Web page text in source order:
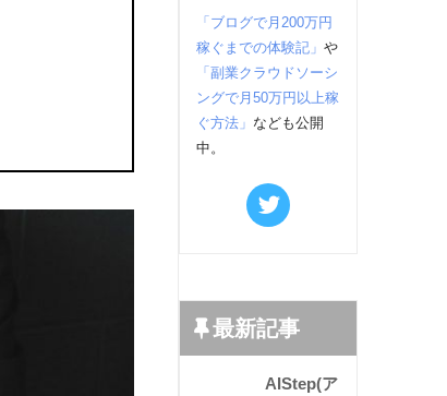
「ブログで月200万円
稼ぐまでの体験記」 や
「副業クラウドソーシ
ングで月50万円以上稼
ぐ方法」 なども公開
中。
最新記事
AIStep(ア